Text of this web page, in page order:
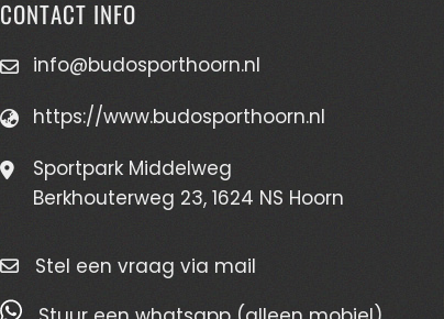
CONTACT INFO
info@budosporthoorn.nl
https://www.budosporthoorn.nl
Sportpark Middelweg
Berkhouterweg 23, 1624 NS Hoorn
Stel een vraag via mail